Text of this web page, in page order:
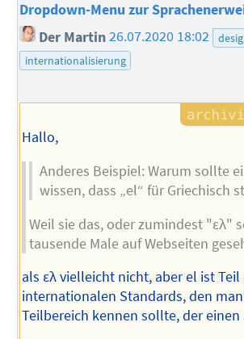
Dropdown-Menu zur
Der Martin26.07.2020 18:02
internationalisierung
Hallo,
Anderes Beispiel: Warum sollte
wissen, dass „el“ für Griechisch
Weil sie das, oder zumindest "ελ"
tausende Male auf Webseiten
als ελ vielleicht nicht, aber el ist Teil
internationalen Standards, den
Teilbereich kennen sollte, der